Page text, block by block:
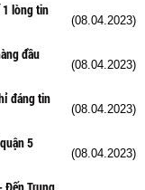
1 lòng tin
(08.04.2023)
đầu
(08.04.2023)
đáng tin
(08.04.2023)
5
(08.04.2023)